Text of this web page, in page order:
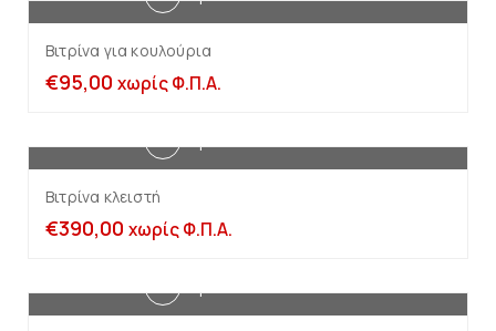
Βιτρίνα για κουλούρια
€95,00 χωρίς Φ.Π.Α.
Βιτρίνα κλειστή
€390,00 χωρίς Φ.Π.Α.